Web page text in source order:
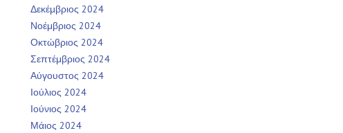
Δεκέμβριος 2024
Νοέμβριος 2024
Οκτώβριος 2024
Σεπτέμβριος 2024
Αύγουστος 2024
Ιούλιος 2024
Ιούνιος 2024
Μάιος 2024